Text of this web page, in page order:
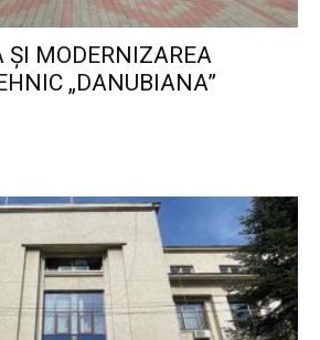
ȘI MODERNIZAREA
„DANUBIANA”